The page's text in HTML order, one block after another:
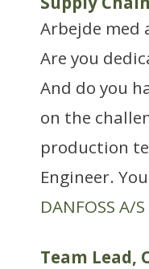
Arbejde
Are you
And do you
on the
production
Engineer.
DANFOSS A/S
Team Lead,